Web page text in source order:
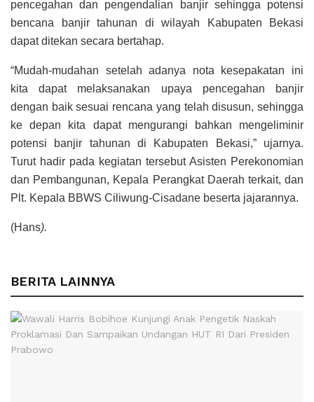
pencegahan dan pengendalian banjir sehingga potensi
bencana banjir tahunan di wilayah Kabupaten Bekasi
dapat ditekan secara bertahap.
“Mudah-mudahan setelah adanya nota kesepakatan ini
kita dapat melaksanakan upaya pencegahan banjir
dengan baik sesuai rencana yang telah disusun, sehingga
ke depan kita dapat mengurangi bahkan mengeliminir
potensi banjir tahunan di Kabupaten Bekasi,” ujarnya.
Turut hadir pada kegiatan tersebut Asisten Perekonomian
dan Pembangunan, Kepala Perangkat Daerah terkait, dan
Plt. Kepala BBWS Ciliwung-Cisadane beserta jajarannya.
(Hans).
BERITA LAINNYA